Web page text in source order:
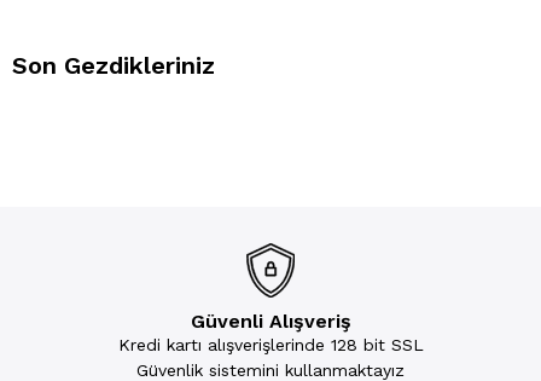
Son Gezdikleriniz
Güvenli Alışveriş
Kredi kartı alışverişlerinde 128 bit SSL
Güvenlik sistemini kullanmaktayız